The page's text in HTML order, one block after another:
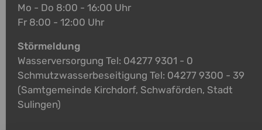
Mo - Do 8:00 - 16:00 Uhr
Fr 8:00 - 12:00 Uhr
Störmeldung
Wasserversorgung Tel: 04277 9301 - 0
Schmutzwasserbeseitigung Tel: 04277 9300 - 39
(Samtgemeinde Kirchdorf, Schwaförden, Stadt
Sulingen)